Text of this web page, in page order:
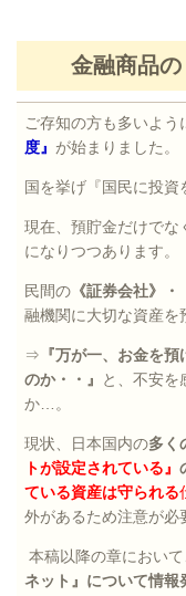
金融商品の
ご存知の方も多いよう
度』 が始まりました。
国を挙げ『国民に投資
現在、預貯金だけでな
になりつつあります。
民間の 《証券会社》
融機関に大切な資産を
⇒ 『万が一、お金を
のか・・』
と、不安を
か
。
現状、日本国内の多く
トが設定されている』
ている資産は守られる
外があるため注意が必
本稿以降の章において
ネット』について情報